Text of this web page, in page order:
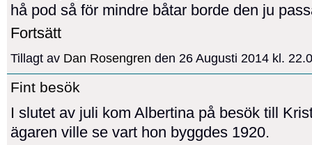
hå pod så för mindre båtar borde den ju
Fortsätt
Tillagt av Dan Rosengren den 26 Augusti 2014 kl.
Fint besök
I slutet av juli kom Albertina på besök till
ägaren ville se vart hon byggdes 1920.